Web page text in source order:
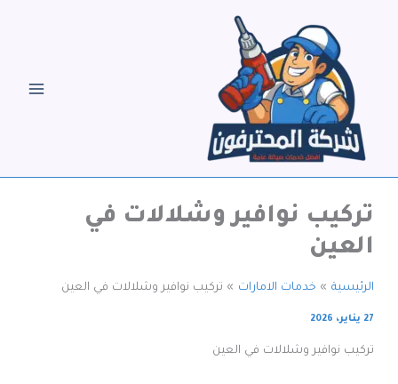
تركيب نوافير وشلالات في
العين
الرئيسية خدمات الامارات تركيب نوافير وشلالات في العين
27 يناير، 2026
تركيب نوافير وشلالات في العين